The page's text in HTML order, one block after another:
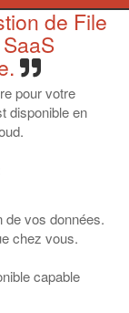
de File
pour votre
disponible en
de vos données.
chez vous.
capable